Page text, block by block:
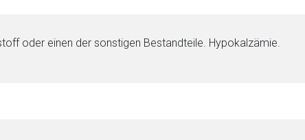
oder einen der sonstigen Bestandteile. Hypokalzämie.